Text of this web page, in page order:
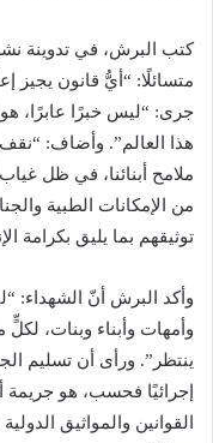
كتب البرش، في تدوينة
متسائلًا: “أيُّ قانون يجيز
جرى: “ليس خبرًا عابرًا،
هذا العالم”. وأضاف:
ملامح أبنائنا، في ظل
من الإمكانات الطبية
توثيقهم بما يليق بكرامة
وأكد البرش أنّ الشهداء:
وأمهات وأبناء وبنات،
ينتظر”. ورأى أن تسليم
إجرائيًا فحسب، هو جريمة
القوانين والمواثيق